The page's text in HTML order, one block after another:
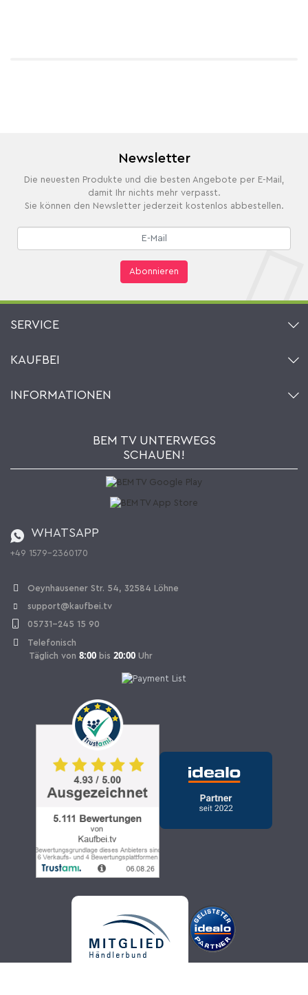
Newsletter
Die neuesten Produkte und die besten Angebote per E-Mail,
damit Ihr nichts mehr verpasst.
Sie können den Newsletter jederzeit kostenlos abbestellen.
Abonnieren
SERVICE
Warenkorb
Mein Wunschzettel
KAUFBEI
Händler & Hersteller
Affiliateprogramm
INFORMATIONEN
Zahlung und Versand
BEM TV UNTERWEGS
SCHAUEN!
WHATSAPP
+49 1579-2360170
Oeynhausener Str. 54, 32584 Löhne
support@kaufbei.tv
05731-245 15 90
Telefonisch
Täglich von 8:00 bis 20:00 Uhr